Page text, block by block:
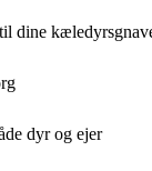
dine
dyr og ejer